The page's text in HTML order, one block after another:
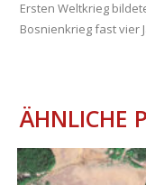
Ersten Weltkrieg
Bosnienkrieg fast vier
ÄHNLICHE